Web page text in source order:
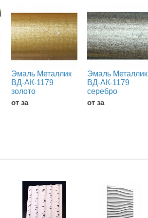
Эмаль Металлик
ВД-АК-1179
золото
от за
Эмаль Металлик
ВД-АК-1179
серебро
от за